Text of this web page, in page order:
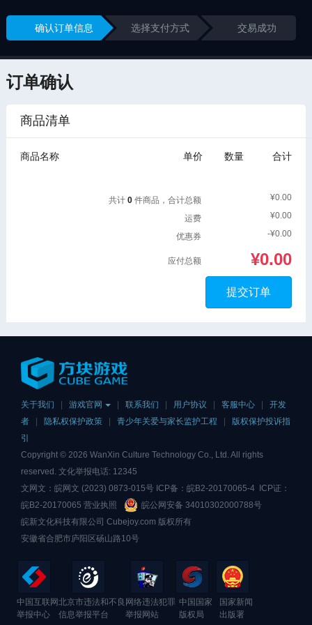
确认订单信息 选择支付方式 交易成功
订单确认
商品清单
商品名称 单价 数量 合计
¥0.00
共计0 件商品，合计总额
¥0.00
运费
-¥0.00
优惠券
¥0.00
应付总额
提交订单
关于我们 游戏官网 联系我们 用户协议 客服中心
开发
者
隐私权保护政策 青少年关爱与家长监护工程
版权保护投诉指
引
Copyright © 2026 WanXin Culture Technology Co., Ltd. All rights
reserved. 文化举报电话: 12345
文网文：皖网文 (2023) 0873-015号 ICP备： 皖B2-20170065-4 ICP证：
皖B2-20170065 营业执照
皖公网安备 34010302000788号
皖新文化科技有限公司 Cubejoy.com 版权所有
安徽省合肥市庐阳区砀山路10号
中国互联网
举报中心
北京市违法和不良
信息举报平台
网络违法犯罪
举报网站
中国国家
版权局
国家新闻
出版署